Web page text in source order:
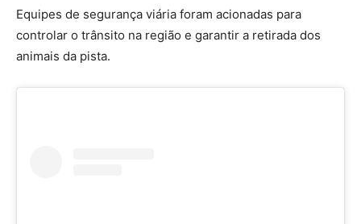
Equipes de segurança viária foram acionadas para
controlar o trânsito na região e garantir a retirada dos
animais da pista.